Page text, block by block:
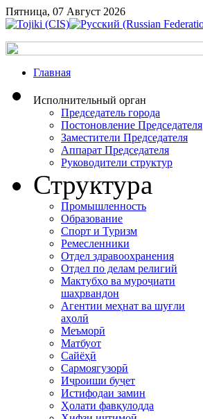
Пятница, 07 Август 2026
Главная
Исполнительный орган
Председатель города
Постоновление Председателя
Заместители Председателя
Аппарат Председателя
Руководители структур
Структура
Промышленность
Образование
Спорт и Туризм
Ремесленники
Отдел здравоохранения
Отдел по делам религий
Мактубҳо ва муроҷиати
шаҳрвандон
Агентии меҳнат ва шуғли
аҳолӣ
Меъморӣ
Матбуот
Сайёҳӣ
Сармоягузорӣ
Иҷроиши буҷет
Истифодаи замин
Ҳолати фавқулодда